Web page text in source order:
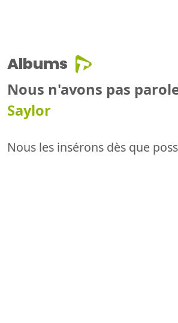
Albums
Nous n'avons pas
Saylor
Nous les insérons dès que